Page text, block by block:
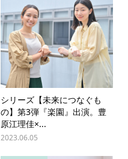
シリーズ【未来につなぐも
の】第3弾『楽園』出演。豊
原江理佳×...
2023.06.05